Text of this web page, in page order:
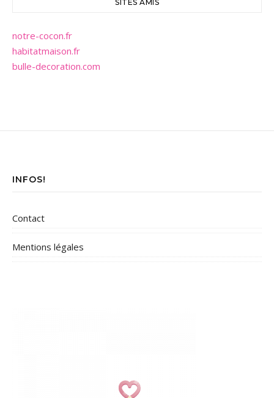
SITES AMIS
notre-cocon.fr
habitatmaison.fr
bulle-decoration.com
INFOS!
Contact
Mentions légales